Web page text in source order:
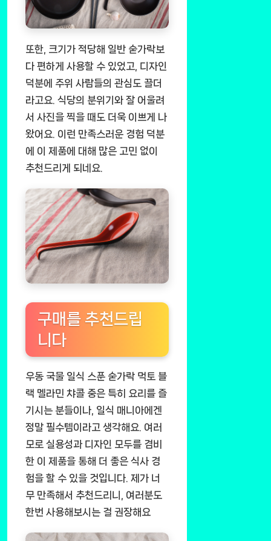
또한, 크기가 적당해 일반 숟가락보
다 편하게 사용할 수 있었고, 디자인
덕분에 주위 사람들의 관심도 끌더
라고요. 식당의 분위기와 잘 어울려
서 사진을 찍을 때도 더욱 이쁘게 나
왔어요. 이런 만족스러운 경험 덕분
에 이 제품에 대해 많은 고민 없이
추천드리게 되네요.
구매를 추천드립
니다
우동 국물 일식 스푼 숟가락 먹토 블
랙 멜라민 챠콜 중은 특히 요리를 즐
기시는 분들이나, 일식 매니아에겐
정말 필수템이라고 생각해요. 여러
모로 실용성과 디자인 모두를 겸비
한 이 제품을 통해 더 좋은 식사 경
험을 할 수 있을 것입니다. 제가 너
무 만족해서 추천드리니, 여러분도
한번 사용해보시는 걸 권장해요